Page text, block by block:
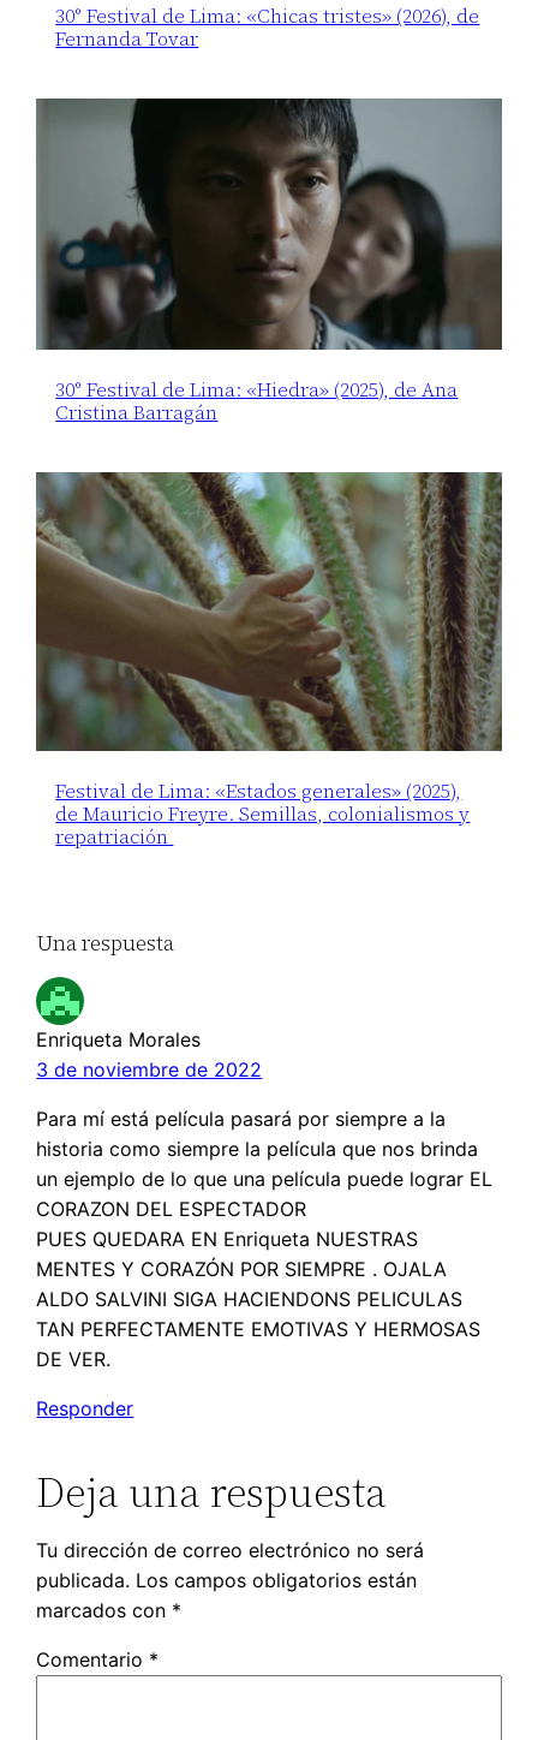
30° Festival de Lima: «Chicas tristes» (2026), de
Fernanda Tovar
30° Festival de Lima: «Hiedra» (2025), de Ana
Cristina Barragán
Festival de Lima: «Estados generales» (2025),
de Mauricio Freyre. Semillas, colonialismos y
repatriación
Una respuesta
Enriqueta Morales
3 de noviembre de 2022
Para mí está película pasará por siempre a la
historia como siempre la película que nos brinda
un ejemplo de lo que una película puede lograr EL
CORAZON DEL ESPECTADOR
PUES QUEDARA EN Enriqueta NUESTRAS
MENTES Y CORAZÓN POR SIEMPRE . OJALA
ALDO SALVINI SIGA HACIENDONS PELICULAS
TAN PERFECTAMENTE EMOTIVAS Y HERMOSAS
DE VER.
Responder
Deja una respuesta
Tu dirección de correo electrónico no será
publicada. Los campos obligatorios están
marcados con *
Comentario *